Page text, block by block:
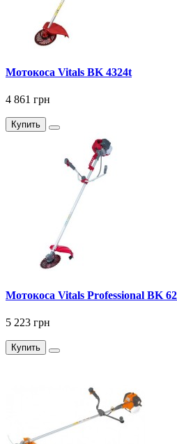
Мотокоса Vitals BK 4324t
4 861 грн
Купить
Мотокоса Vitals Professional BK
5 223 грн
Купить